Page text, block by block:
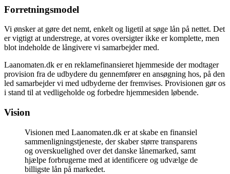
Forretningsmodel
Vi ønsker at gøre det nemt, enkelt og ligetil at søge lån på nettet. Det
er vigtigt at understrege, at vores oversigter ikke er komplette, men
blot indeholde de långivere vi samarbejder med.
Laanomaten.dk er en reklamefinansieret hjemmeside der modtager
provision fra de udbydere du gennemfører en ansøgning hos, på den
led samarbejder vi med udbyderne der fremvises. Provisionen gør os
i stand til at vedligeholde og forbedre hjemmesiden løbende.
Vision
Visionen med Laanomaten.dk er at skabe en finansiel
sammenligningstjeneste, der skaber større transparens
og overskuelighed over det danske lånemarked, samt
hjælpe forbrugerne med at identificere og udvælge de
billigste lån på markedet.